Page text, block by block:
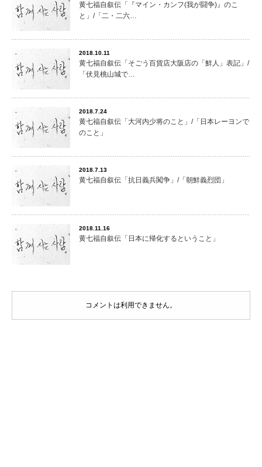
黄七福自叙伝「『マイン・カンフ(我が闘争)』のこ
と」/「二・二六…
2018.10.11
黄七福自叙伝「そごう百貨店大阪店の「鮮人」表記」/
「伏見桃山城で…
2018.7.24
黄七福自叙伝「大河内少将のこと」/「日本レーヨンで
のこと」
2018.7.13
黄七福自叙伝「抗日義兵闖争」/「朝鮮義烈団」
2018.11.16
黄七福自叙伝「日本に帰化するということ」
コメントは利用できません。